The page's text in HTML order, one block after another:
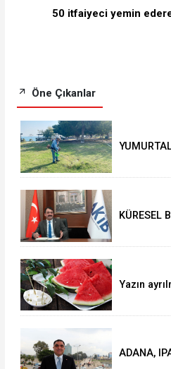
50 itfaiyeci yemin
Öne Çıkanlar
KÜRESEL
Yazın
ADANA,